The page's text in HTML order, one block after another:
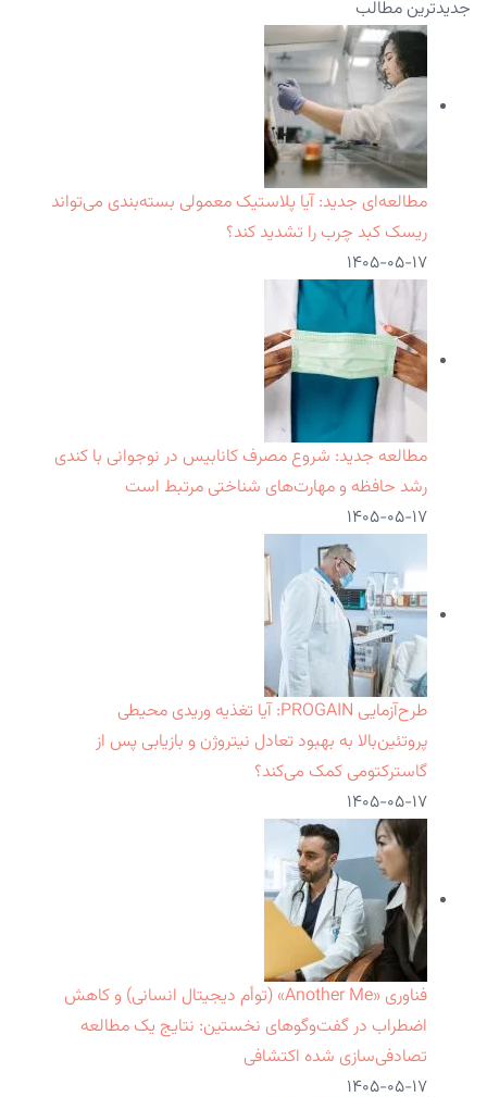
جدیدترین مطالب
مطالعه‌ای جدید: آیا پلاستیک معمولی بسته‌بندی می‌تواند
ریسک کبد چرب را تشدید کند؟
۱۴۰۵-۰۵-۱۷
مطالعه جدید: شروع مصرف کانابیس در نوجوانی با کندی
رشد حافظه و مهارت‌های شناختی مرتبط است
۱۴۰۵-۰۵-۱۷
طرح‌آزمایی PROGAIN: آیا تغذیه وریدی محیطی
پروتئین‌بالا به بهبود تعادل نیتروژن و بازیابی پس از
گاسترکتومی کمک می‌کند؟
۱۴۰۵-۰۵-۱۷
فناوری «Another Me» (توأم دیجیتال انسانی) و کاهش
اضطراب در گفت‌وگوهای نخستین: نتایج یک مطالعه
تصادفی‌سازی شده اکتشافی
۱۴۰۵-۰۵-۱۷